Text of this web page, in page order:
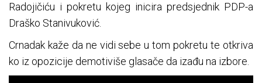
Radojičiću i pokretu kojeg inicira predsjednik PDP-a
Draško Stanivuković.
Crnadak kaže da ne vidi sebe u tom pokretu te otkriva
ko iz opozicije demotiviše glasače da izađu na izbore.